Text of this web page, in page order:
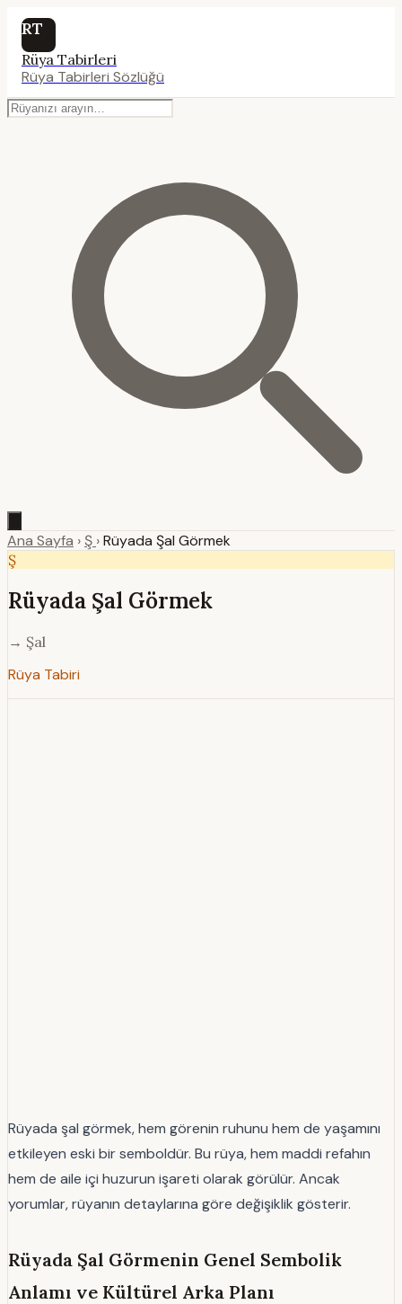
RT
Rüya Tabirleri
Rüya Tabirleri Sözlüğü
Ana Sayfa › Ş ›Rüyada Şal Görmek
Ş
Rüyada Şal Görmek
→ Şal
Rüya Tabiri
Rüyada şal görmek, hem görenin ruhunu hem de yaşamını
etkileyen eski bir semboldür. Bu rüya, hem maddi refahın
hem de aile içi huzurun işareti olarak görülür. Ancak
yorumlar, rüyanın detaylarına göre değişiklik gösterir.
Rüyada Şal Görmenin Genel Sembolik
Anlamı ve Kültürel Arka Planı